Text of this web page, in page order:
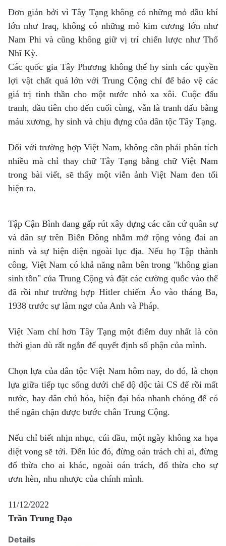
Đơn giản bởi vì Tây Tạng không có những mỏ dầu khí
lớn như Iraq, không có những mỏ kim cương lớn như
Nam Phi và cũng không giữ vị trí chiến lược như Thổ
Nhĩ Kỳ.
Các quốc gia Tây Phương không thể hy sinh các quyền
lợi vật chất quá lớn với Trung Cộng chỉ để bảo vệ các
giá trị tinh thần cho một nước nhỏ xa xôi. Cuộc đấu
tranh, đầu tiên cho đến cuối cùng, vẫn là tranh đấu bằng
máu xương, hy sinh và chịu đựng của dân tộc Tây Tạng.
Đối với trường hợp Việt Nam, không cần phải phân tích
nhiều mà chỉ thay chữ Tây Tạng bằng chữ Việt Nam
trong bài viết, sẽ thấy một viễn ảnh Việt Nam đen tối
hiện ra.
Tập Cận Bình đang gấp rút xây dựng các căn cứ quân sự
và dân sự trên Biển Đông nhằm mở rộng vòng đai an
ninh và sự hiện diện ngoài lục địa. Nếu họ Tập thành
công, Việt Nam có khả năng nằm bên trong "không gian
sinh tồn" của Trung Cộng và đặt các cường quốc vào thế
đã rồi như trường hợp Hitler chiếm Áo vào tháng Ba,
1938 trước sự làm ngơ của Anh và Pháp.
Việt Nam chỉ hơn Tây Tạng một điểm duy nhất là còn
thời gian dù rất ngắn để quyết định số phận của mình.
Chọn lựa của dân tộc Việt Nam hôm nay, do đó, là chọn
lựa giữa tiếp tục sống dưới chế độ độc tài CS để rồi mất
nước, hay dân chủ hóa, hiện đại hóa nhanh chóng để có
thể ngăn chặn được bước chân Trung Cộng.
Nếu chỉ biết nhịn nhục, cúi đầu, một ngày không xa họa
diệt vong sẽ tới. Đến lúc đó, đừng oán trách chi ai, đừng
đổ thừa cho ai khác, ngoài oán trách, đổ thừa cho sự
ươn hèn, nhu nhược của chính mình.
11/12/2022
Trần Trung Đạo
Details